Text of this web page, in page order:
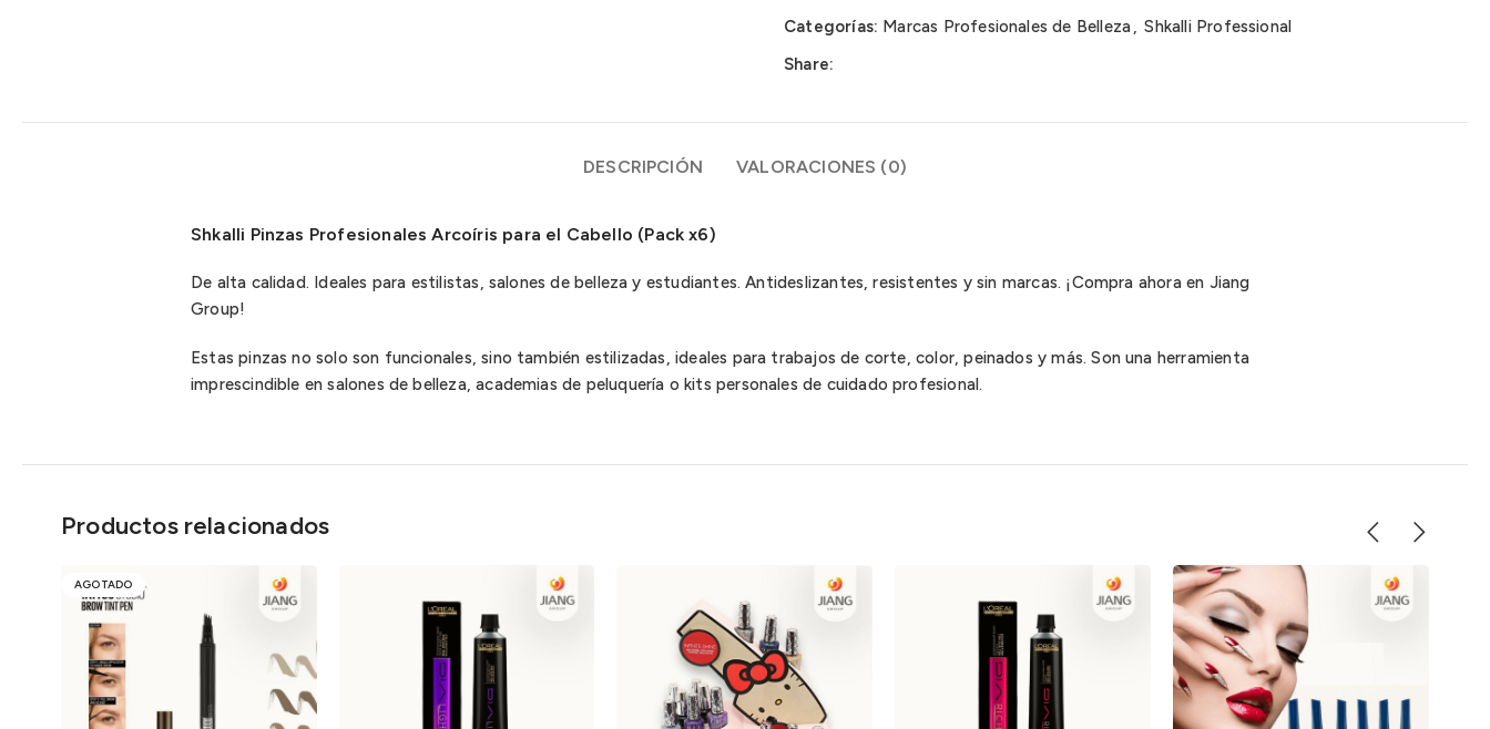
Categorías: Marcas Profesionales de Belleza, Shkalli Professional
Share:
DESCRIPCIÓN VALORACIONES (0)
Shkalli Pinzas Profesionales Arcoíris para el Cabello (Pack x6)
De alta calidad. Ideales para estilistas, salones de belleza y estudiantes. Antideslizantes, resistentes y sin marcas. ¡Compra ahora en Jiang
Group!
Estas pinzas no solo son funcionales, sino también estilizadas, ideales para trabajos de corte, color, peinados y más. Son una herramienta
imprescindible en salones de belleza, academias de peluquería o kits personales de cuidado profesional.
Productos relacionados
AGOTADO